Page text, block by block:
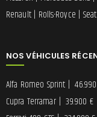
Renault| Rolls-Royce | Seat
NOS VÉHICULES
Alfa Romeo Sprint |
Cupra Terramar | 39.900 €